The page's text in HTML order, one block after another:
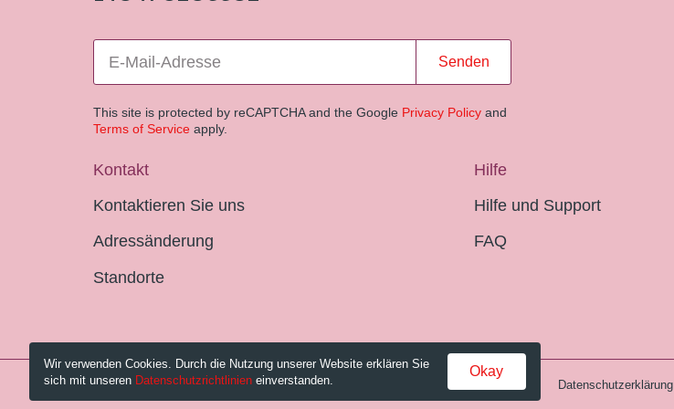
Senden
This site is protected by reCAPTCHA and the Google Privacy Policy and
Terms of Service apply.
Kontakt
Kontaktieren Sie uns
Adressänderung
Standorte
Hilfe
Hilfe und Support
FAQ
© 2026 Pestalozzi-Bibliothek Zürich. Impressum Gebühren und AGB Datenschutzerklärung
Wir verwenden Cookies. Durch die Nutzung unserer Website erklären Sie
sich mit unseren Datenschutzrichtlinien einverstanden.
Okay